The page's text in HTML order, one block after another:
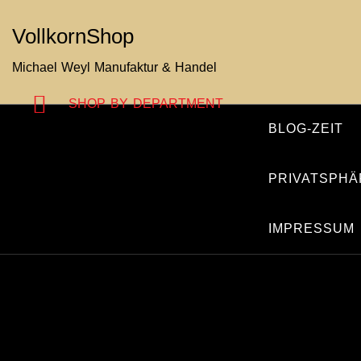
Inhalt
springen
VollkornShop
Michael Weyl Manufaktur & Handel
SHOP BY DEPARTMENT
BLOG-ZEIT
IMPRESSUM